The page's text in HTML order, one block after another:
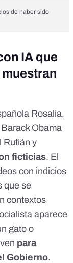
de haber sido
IA que
Rosalia,
Barack Obama
Rufián y
ficticias. El
con indicios
que se
contextos
aparece
gatoo
para
Gobierno.